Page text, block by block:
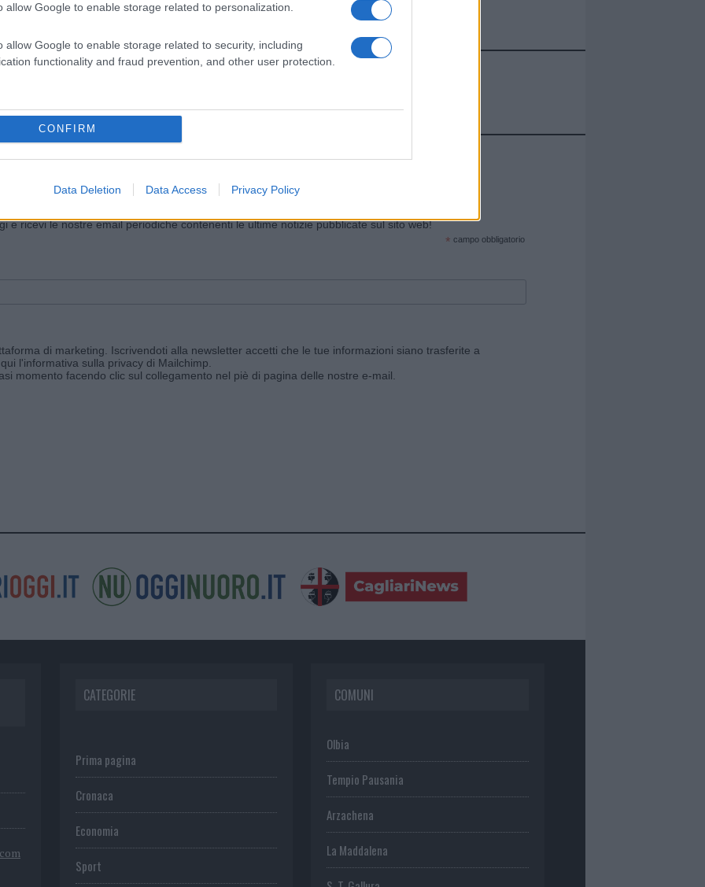
allow Google to enable storage related to personalization.
allow Google to enable storage related to security, including
functionality and fraud prevention, and other user protection.
CONFIRM
Data Deletion Data Access Privacy Policy
e ricevi le nostre email periodiche contenenti le ultime notizie pubblicate sul sito web!
* campo obbligatorio
di marketing. Iscrivendoti alla newsletter accetti che le tue informazioni siano trasferite a
l'informativa sulla privacy di Mailchimp
momento facendo clic sul collegamento nel piè di pagina delle nostre e-mail.
CATEGORIE
Prima pagina
Cronaca
Economia
Sport
COMUNI
Olbia
Tempio Pausania
Arzachena
La Maddalena